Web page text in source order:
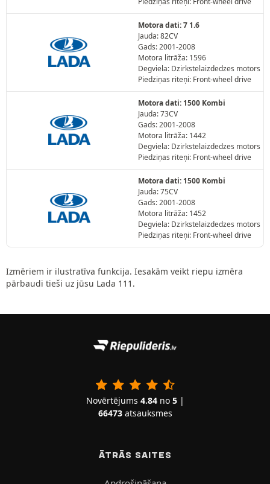
Motora dati: 7 1.6
Jauda: 82CV
Gads: 2001-2008
Motora litrāža: 1596
Degviela: Dzirkstelaizdedzes motors
Piedziņas riteņi: Front-wheel drive
Motora dati: 1500 Kombi
Jauda: 73CV
Gads: 2001-2008
Motora litrāža: 1442
Degviela: Dzirkstelaizdedzes motors
Piedziņas riteņi: Front-wheel drive
Motora dati: 1500 Kombi
Jauda: 75CV
Gads: 2001-2008
Motora litrāža: 1452
Degviela: Dzirkstelaizdedzes motors
Piedziņas riteņi: Front-wheel drive
Izmēriem ir ilustratīva funkcija. Iesakām veikt riepu izmēra
pārbaudi tieši uz jūsu Lada 111.
Novērtējums 4.84no 5|
66473atsauksmes
ĀTRĀS SAITES